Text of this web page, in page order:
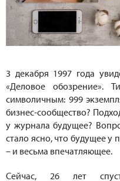
3 декабря 1997 года
«Деловое
символичным: 999
бизнес-сообщество?
у журнала будущее?
стало ясно, что будущее у
– и весьма впечатляющее.
Сейчас, 26 лет